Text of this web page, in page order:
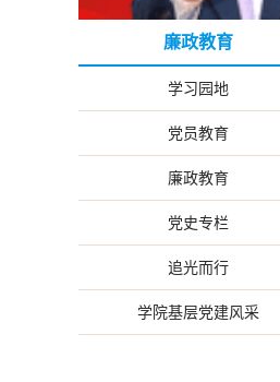
廉政教育
学习园地
党员教育
廉政教育
党史专栏
追光而行
学院基层党建风采